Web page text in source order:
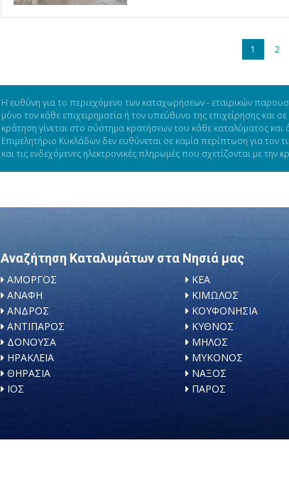
1 2
Η ευθύνη για το περιεχόμενο των καταχωρήσεων - εταιρικών
μόνο τον κάθε επιχειρηματία ή τον υπεύθυνο της επιχείρησης και
κράτηση γίνεται στο σύστημα κρατήσεων του κάθε καταλύματος
Επιμελητήριο Κυκλάδων δεν ευθύνεται σε καμία περίπτωση για τον
και τις ενδεχόμενες ηλεκτρονικές πληρωμές που σχετίζονται με την
Αναζήτηση Καταλυμάτων στα Νησιά μας
ΑΜΟΡΓΟΣ
ΑΝΑΦΗ
ΑΝΔΡΟΣ
ΑΝΤΙΠΑΡΟΣ
ΔΟΝΟΥΣΑ
ΗΡΑΚΛΕΙΑ
ΘΗΡΑΣΙΑ
ΙΟΣ
ΚΕΑ
ΚΙΜΩΛΟΣ
ΚΟΥΦΟΝΗΣΙΑ
ΚΥΘΝΟΣ
ΜΗΛΟΣ
ΜΥΚΟΝΟΣ
ΝΑΞΟΣ
ΠΑΡΟΣ